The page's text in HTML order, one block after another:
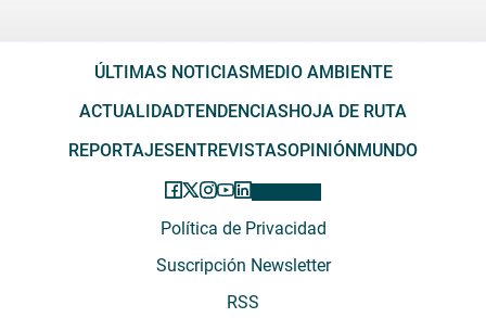
ÚLTIMAS NOTICIASMEDIO AMBIENTE
ACTUALIDADTENDENCIASHOJA DE RUTA
REPORTAJESENTREVISTASOPINIÓNMUNDO
Política de Privacidad
Suscripción Newsletter
RSS